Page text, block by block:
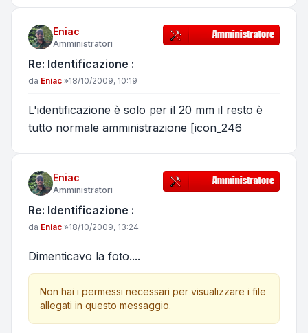
Eniac
Amministratori
Re: Identificazione :
Messaggio
da Eniac »18/10/2009, 10:19
L'identificazione è solo per il 20 mm il resto è
tutto normale amministrazione [icon_246
Eniac
Amministratori
Re: Identificazione :
Messaggio
da Eniac »18/10/2009, 13:24
Dimenticavo la foto....
Non hai i permessi necessari per visualizzare i file
allegati in questo messaggio.